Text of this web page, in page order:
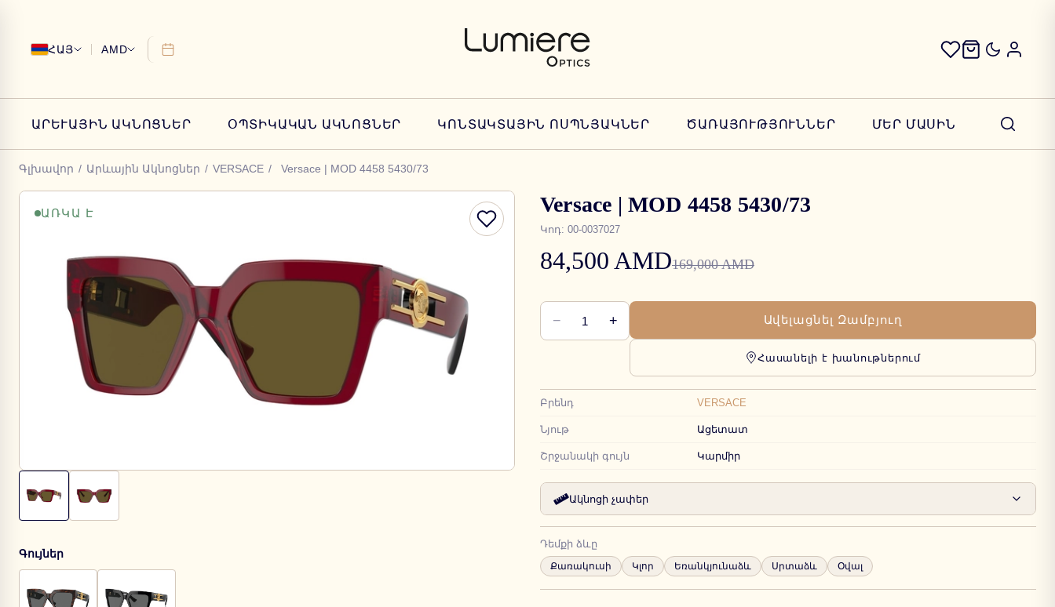
ՀԱՅ AMD
ԱՐԵՒԱՅԻՆ ԱԿՆՈՑՆԵՐ ՕՊՏԻԿԱԿԱՆ ԱԿՆՈՑՆԵՐ ԿՈՆՏԱԿՏԱՅԻՆ ՈՍՊՆՅԱԿՆԵՐ ԾԱՌԱՅՈՒԹՅՈՒՆՆԵՐ ՄԵՐ ՄԱՍԻՆ
Գլխավոր / Արևային Ակնոցներ / VERSACE / Versace | MOD 4458 5430/73
ԱՌԿԱ Է
Գույներ
Versace | MOD 4458 5430/73
Կոդ: 00-0037027
84,500 AMD169,000 AMD
− 1 + Ավելացնել Զամբյուղ
Հասանելի է խանութներում
Բրենդ VERSACE
Նյութ Ացետատ
Շրջանակի գույն Կարմիր
Ակնոցի չափեր
Դեմքի ձևը
Քառակուսի Կլոր Եռանկյունաձև Սրտաձև Օվալ